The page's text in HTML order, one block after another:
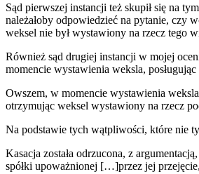
Sąd pierwszej instancji też skupił się na
należałoby odpowiedzieć na pytanie, czy
weksel nie był wystawiony na rzecz tego
Również sąd drugiej instancji w mojej
momencie wystawienia weksla,
Owszem, w momencie wystawienia
otrzymując weksel wystawiony na rzecz
Na podstawie tych wątpliwości, które nie
Kasacja została odrzucona, z
spółki upoważnionej […]przez jej